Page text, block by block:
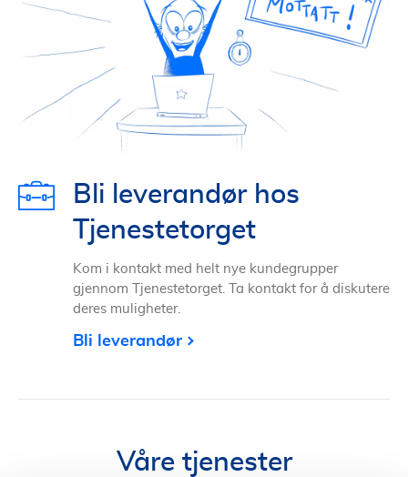
Bli leverandør hos
Tjenestetorget
Kom i kontakt med helt nye kundegrupper
gjennom Tjenestetorget. Ta kontakt for å diskutere
deres muligheter.
Bli leverandør
Våre tjenester